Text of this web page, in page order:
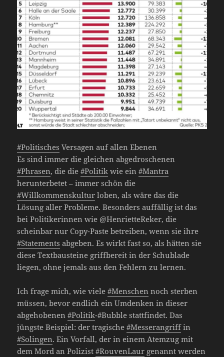
#Politisches Versagen auf allen Ebenen
Es sind immer die gleichen abgedroschenen
#Phrasen, die die#Politik wie ein#Mantra
herunterbetet – immer schön die
#Willkommenskultur loben, als wäre das die
Lösung aller Probleme. Besonders auffällig ist das
bei Politikerinnen wie @HenrietteReker, die
scheinbar nur Copy-Paste betreiben, wenn sie ihre
#Statements abgeben. Es wirkt fast so, als hätten sie
diese Textbausteine griffbereit in der Schublade
liegen, ohne jemals aus den Fehlern zu lernen.
Ich frage mich, wie viele#Menschen noch sterben
müssen, bevor endlich ein Umdenken in dieser
abgehobenen#Politik-#Bubble stattfindet. Das
jüngste Beispiel: der tragische#Messerangriffin
#Solingen. Ein Vorfall, der in einem Atemzug mit
dem Mord an Polizist#RouvenLaur genannt werden